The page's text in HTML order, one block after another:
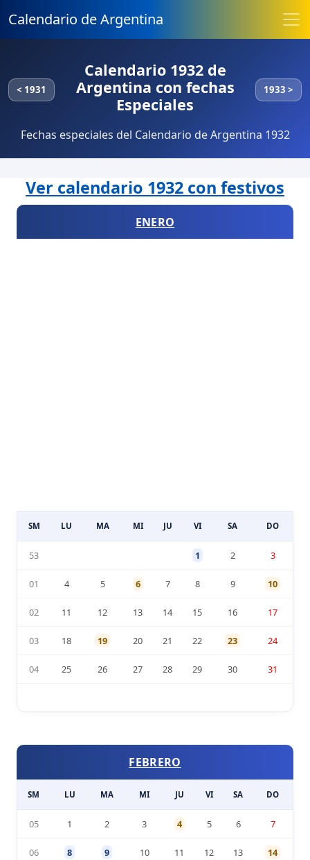
Calendario de Argentina
< 1931
Calendario 1932 de
Argentina con fechas
Especiales
1933 >
Fechas especiales del Calendario de Argentina 1932
Ver calendario 1932 con festivos
ENERO
SM LU MA MI JU VI SA DO
53 1 2 3
01 4 5 6 7 8 9 10
02 11 12 13 14 15 16 17
03 18 19 20 21 22 23 24
04 25 26 27 28 29 30 31
FEBRERO
SM LU MA MI JU VI SA DO
05 1 2 3 4 5 6 7
06 8 9 10 11 12 13 14